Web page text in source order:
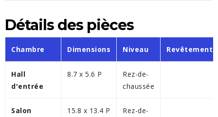
Détails des pièces
Chambre Dimensions Niveau Revêtement
Hall
d'entrée
8.7 x 5.6 P
Rez-de-
chaussée
Salon 15.8 x 13.4 P
Rez-de-